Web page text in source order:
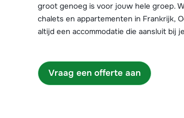
groot genoeg is voor jouw hele groep.
chalets en appartementen in Frankrijk,
altijd een accommodatie die aansluit bij
Vraag een offerte aan